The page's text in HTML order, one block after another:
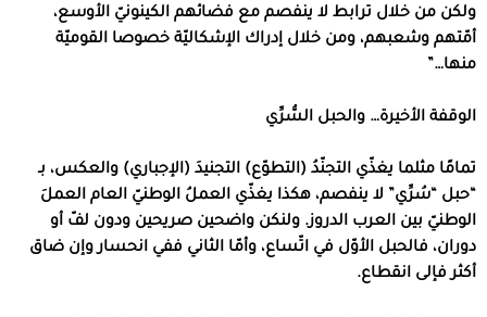
ولكن من خلال ترابط لا ينفصم مع فضائهم الكينونيّ الأوسع،
أمّتهم وشعبهم، ومن خلال إدراك الإشكاليّة خصوصا القوميّة
منها…”
الوقفة الأخيرة… والحبل السُّرِّي
تمامًا مثلما يغذّي التجنّدُ (التطوّع) التجنيدَ (الإجباري) والعكس، بـ
“حبل “سُرِّي” لا ينفصم، هكذا يغذّي العملُ الوطنيّ العام العملَ
الوطنيّ بين العرب الدروز. ولنكن واضحين صريحين ودون لفّ أو
دوران، فالحبل الأوّل في اتّساع، وأمّا الثاني ففي انحسار وإن ضاق
أكثر فإلى انقطاع.